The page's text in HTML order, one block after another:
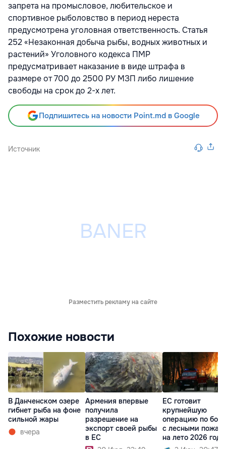
запрета на промысловое, любительское и
спортивное рыболовство в период нереста
предусмотрена уголовная ответственность. Статья
252 «Незаконная добыча рыбы, водных животных и
растений» Уголовного кодекса ПМР
предусматривает наказание в виде штрафа в
размере от 700 до 2500 РУ МЗП либо лишение
свободы на срок до 2-х лет.
Подпишитесь на новости Point.md в Google
Источник
Разместить рекламу на сайте
Похожие новости
В Данченском озере
гибнет рыба на фоне
сильной жары
вчера
Армения впервые
получила
разрешение на
экспорт своей рыбы
в ЕС
ЕС готовит
крупнейшую
операцию по
с лесными
на лето 2026 года